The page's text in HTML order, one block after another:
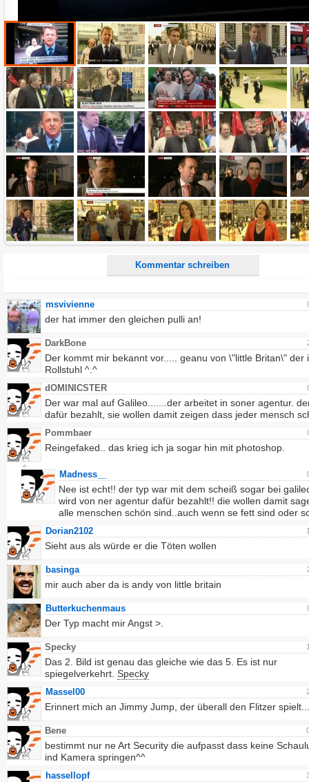
Kommentar schreiben
Name:
E-Mail-Adresse (optional):
Kommentar:
Alle HTML-Tags außer <br>, <strike> und <i> werden aus Deinem Kommentar entfernt.
URLs werden automatisch umgewandelt. Bitte verwende "www." oder "http://" in URLs
Ich möchte eine E-Mail, wenn zu meinem Kommentar Antworten erscheinen.
Ich möchte eine E-Mail, wenn auf dieser Seite weitere Kommentare erscheinen.
msvivienne
der hat immer den gleichen pulli an!
DarkBone
Der kommt mir bekannt vor..... geanu von \"little Britan\" der
Rollstuhl ^.^
dOMINICSTER
Der war mal auf Galileo.......der arbeitet in soner agentur.
dafür bezahlt, sie wollen damit zeigen dass jeder mensch
Pommbaer
Reingefaked.. das krieg ich ja sogar hin mit photoshop.
Madness__
Nee ist echt!! der typ war mit dem scheiß sogar bei
wird von ner agentur dafür bezahlt!! die wollen damit
alle menschen schön sind..auch wenn se fett sind oder
Dorian2102
Sieht aus als würde er die Töten wollen
basinga
mir auch aber da is andy von little britain
Butterkuchenmaus
Der Typ macht mir Angst >.
Specky
Das 2. Bild ist genau das gleiche wie das 5. Es ist nur
spiegelverkehrt. Specky
Massel00
Erinnert mich an Jimmy Jump, der überall den Flitzer spielt...
Bene
bestimmt nur ne Art Security die aufpasst dass keine
ind Kamera springen^^
hassellopf